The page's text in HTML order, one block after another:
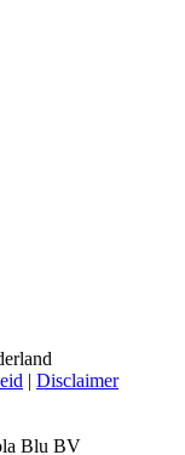
| Disclaimer
Blu BV